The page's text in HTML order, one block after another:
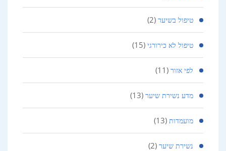
טיפול בשיער (2)
טיפול לא כירורגי (15)
לפי אזור (11)
מדע נשירת שיער (13)
מועמדות (13)
נשירת שיער (2)